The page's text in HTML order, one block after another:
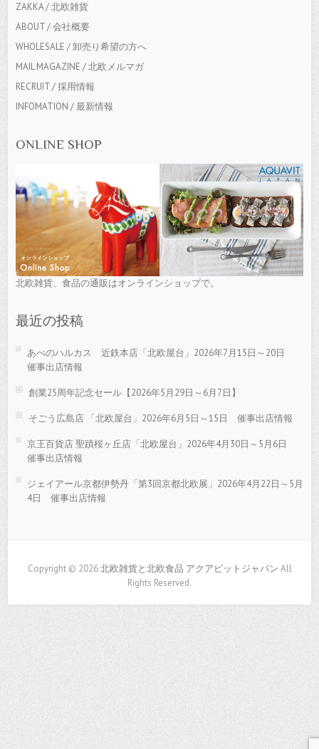
ZAKKA / 北欧雑貨
ABOUT / 会社概要
WHOLESALE / 卸売り希望の方へ
MAIL MAGAZINE / 北欧メルマガ
RECRUIT / 採用情報
INFOMATION / 最新情報
ONLINE SHOP
北欧雑貨、食品の通販はオンラインショップで。
最近の投稿
あべのハルカス 近鉄本店「北欧屋台」2026年7月15日～20日
催事出店情報
創業25周年記念セール【2026年5月29日～6月7日】
そごう広島店 「北欧屋台」2026年6月5日～15日 催事出店情報
京王百貨店 聖蹟桜ヶ丘店「北欧屋台」2026年4月30日～5月6日
催事出店情報
ジェイアール京都伊勢丹「第3回京都北欧展」2026年4月22日～5月
4日 催事出店情報
Copyright © 2026北欧雑貨と北欧食品 アクアビットジャパン All
Rights Reserved.